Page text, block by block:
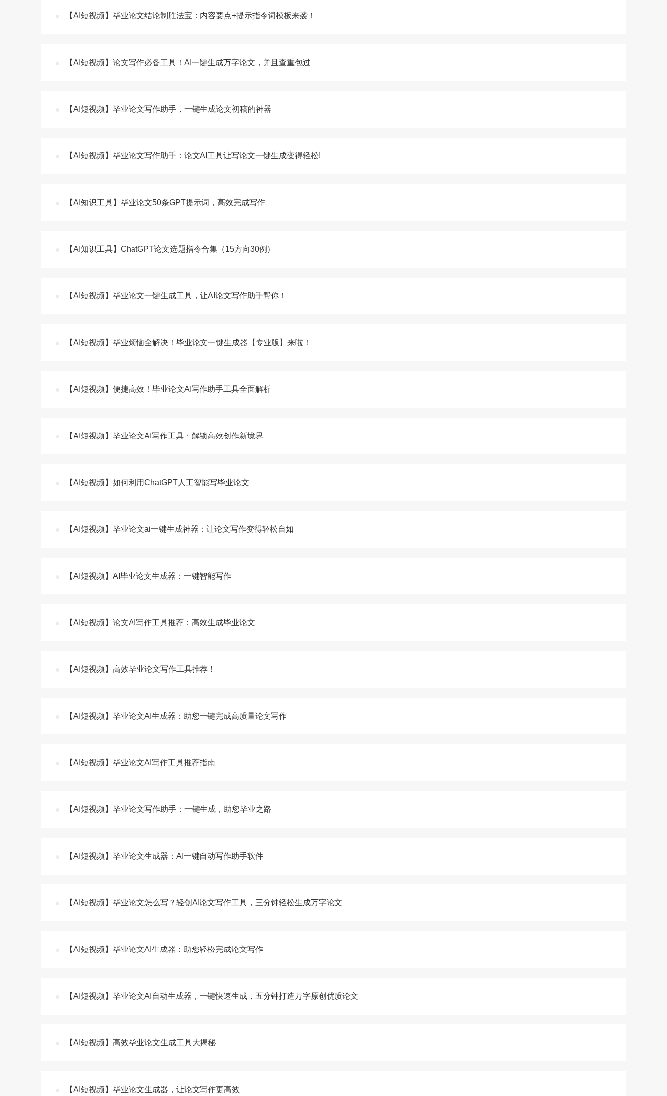
【AI短视频】毕业论文结论制胜法宝：内容要点+提示指令词模板来袭！
【AI短视频】论文写作必备工具！AI一键生成万字论文，并且查重包过
【AI短视频】毕业论文写作助手，一键生成论文初稿的神器
【AI短视频】毕业论文写作助手：论文AI工具让写论文一键生成变得轻松!
【AI知识工具】毕业论文50条GPT提示词，高效完成写作
【AI知识工具】ChatGPT论文选题指令合集（15方向30例）
【AI短视频】毕业论文一键生成工具，让AI论文写作助手帮你！
【AI短视频】毕业烦恼全解决！毕业论文一键生成器【专业版】来啦！
【AI短视频】便捷高效！毕业论文AI写作助手工具全面解析
【AI短视频】毕业论文AI写作工具：解锁高效创作新境界
【AI短视频】如何利用ChatGPT人工智能写毕业论文
【AI短视频】毕业论文ai一键生成神器：让论文写作变得轻松自如
【AI短视频】AI毕业论文生成器：一键智能写作
【AI短视频】论文AI写作工具推荐：高效生成毕业论文
【AI短视频】高效毕业论文写作工具推荐！
【AI短视频】毕业论文AI生成器：助您一键完成高质量论文写作
【AI短视频】毕业论文AI写作工具推荐指南
【AI短视频】毕业论文写作助手：一键生成，助您毕业之路
【AI短视频】毕业论文生成器：AI一键自动写作助手软件
【AI短视频】毕业论文怎么写？轻创AI论文写作工具，三分钟轻松生成万字论文
【AI短视频】毕业论文AI生成器：助您轻松完成论文写作
【AI短视频】毕业论文AI自动生成器，一键快速生成，五分钟打造万字原创优质论文
【AI短视频】高效毕业论文生成工具大揭秘
【AI短视频】毕业论文生成器，让论文写作更高效